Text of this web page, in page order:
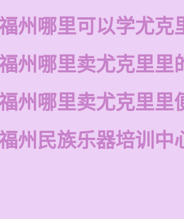
州哪里可以学尤克
州哪里卖尤克里里
州哪里卖尤克里里
州民族乐器培训中